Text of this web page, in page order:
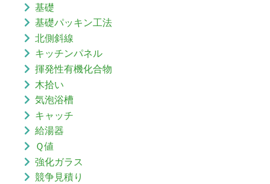
基礎
基礎パッキン工法
北側斜線
キッチンパネル
揮発性有機化合物
木拾い
気泡浴槽
キャッチ
給湯器
Ｑ値
強化ガラス
競争見積り